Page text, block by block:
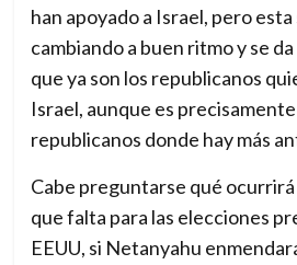
han apoyado a Israel, pero
cambiando a buen ritmo y se
que ya son los republicanos
Israel, aunque es
republicanos donde hay más
Cabe preguntarse qué ocurrirá
que falta para las elecciones
EEUU, si Netanyahu